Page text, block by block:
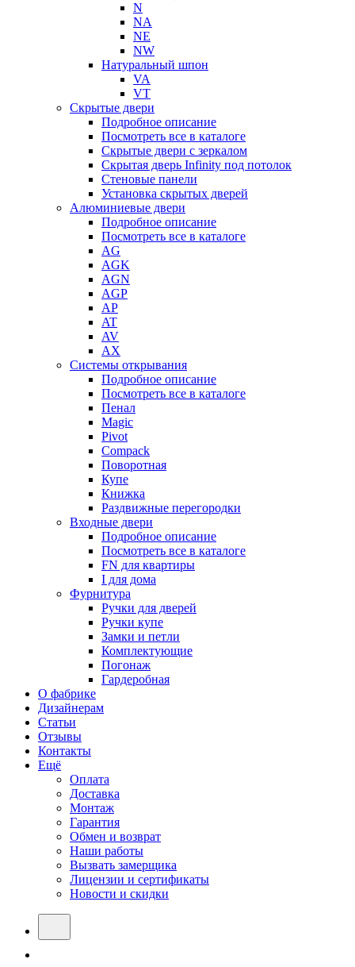
N
NA
NE
NW
Натуральный шпон
VA
VT
Скрытые двери
Подробное описание
Посмотреть все в каталоге
Скрытые двери с зеркалом
Скрытая дверь Infinity под потолок
Стеновые панели
Установка скрытых дверей
Алюминиевые двери
Подробное описание
Посмотреть все в каталоге
AG
AGK
AGN
AGP
AP
AT
AV
AX
Системы открывания
Подробное описание
Посмотреть все в каталоге
Пенал
Magic
Pivot
Compack
Поворотная
Купе
Книжка
Раздвижные перегородки
Входные двери
Подробное описание
Посмотреть все в каталоге
FN для квартиры
I для дома
Фурнитура
Ручки для дверей
Ручки купе
Замки и петли
Комплектующие
Погонаж
Гардеробная
О фабрике
Дизайнерам
Статьи
Отзывы
Контакты
Ещё
Оплата
Доставка
Монтаж
Гарантия
Обмен и возврат
Наши работы
Вызвать замерщика
Лицензии и сертификаты
Новости и скидки